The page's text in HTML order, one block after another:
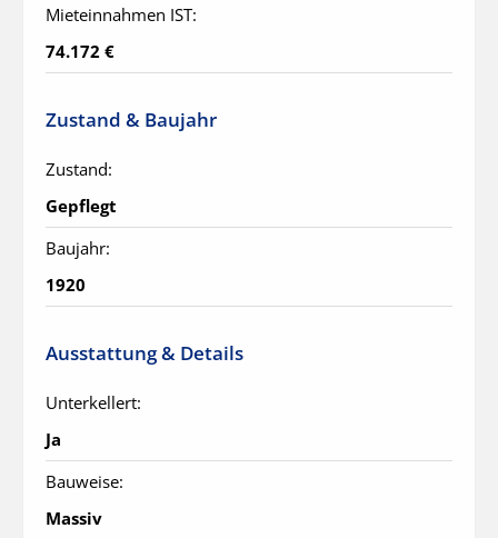
Mieteinnahmen IST:
74.172 €
Zustand & Baujahr
Zustand:
Gepflegt
Baujahr:
1920
Ausstattung & Details
Unterkellert:
Ja
Bauweise:
Massiv